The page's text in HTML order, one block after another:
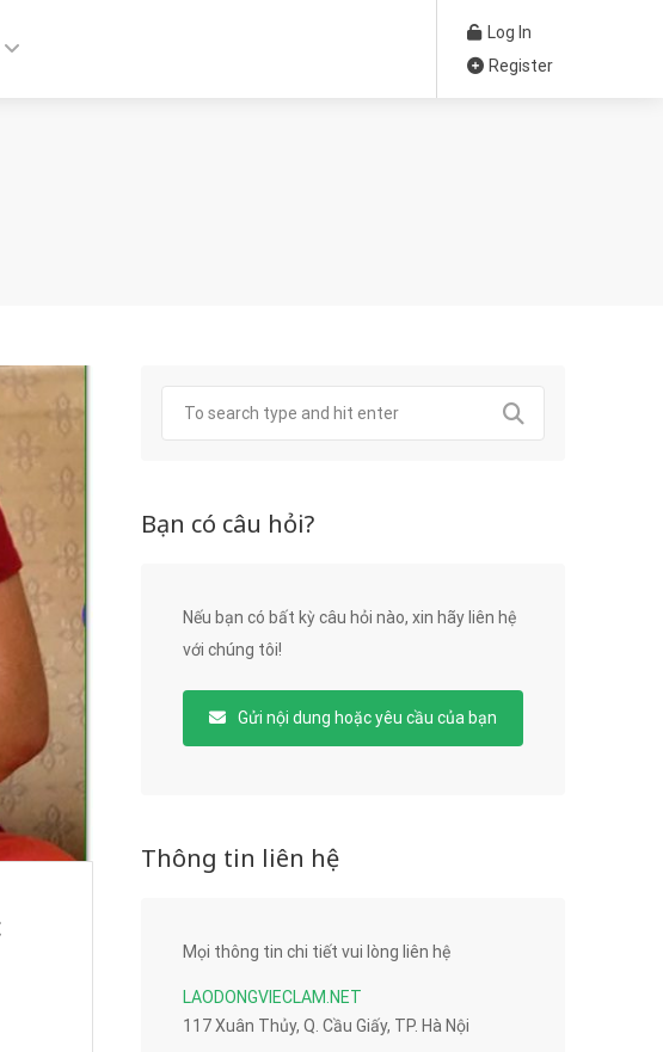
Log In
Register
Bạn có câu hỏi?
Nếu bạn có bất kỳ câu hỏi nào, xin hãy liên hệ
với chúng tôi!
Gửi nội dung hoặc yêu cầu của bạn
Thông tin liên hệ
Mọi thông tin chi tiết vui lòng liên hệ
LAODONGVIECLAM.NET
117 Xuân Thủy, Q. Cầu Giấy, TP. Hà Nội